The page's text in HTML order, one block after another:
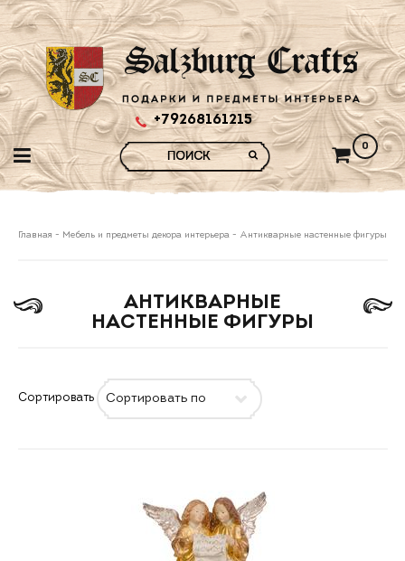
+79268161215
0
Главная - Мебель и предметы декора интерьера - Антикварные настенные фигуры
АНТИКВАРНЫЕ
НАСТЕННЫЕ ФИГУРЫ
Сортировать